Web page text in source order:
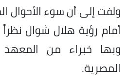
ولفت إلى أن سوء الأحوال
أمام رؤية هلال شوال نظراً
وبها خبراء من
المصرية.